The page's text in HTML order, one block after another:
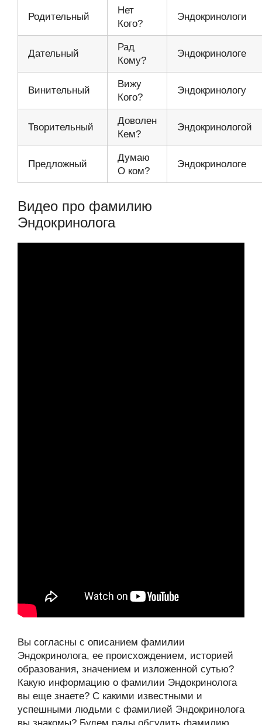
Родительный
Нет
Кого?
Эндокринологи
Дательный
Рад
Кому?
Эндокринологе
Винительный
Вижу
Кого?
Эндокринологу
Творительный
Доволен
Кем?
Эндокринологой
Предложный
Думаю
О ком?
Эндокринологе
Видео про фамилию
Эндокринолога
Вы согласны с описанием фамилии
Эндокринолога, ее происхождением, историей
образования, значением и изложенной сутью?
Какую информацию о фамилии Эндокринолога
вы еще знаете? С какими известными и
успешными людьми с фамилией Эндокринолога